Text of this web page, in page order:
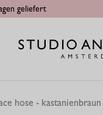
geliefert
hose - kastanienbraun